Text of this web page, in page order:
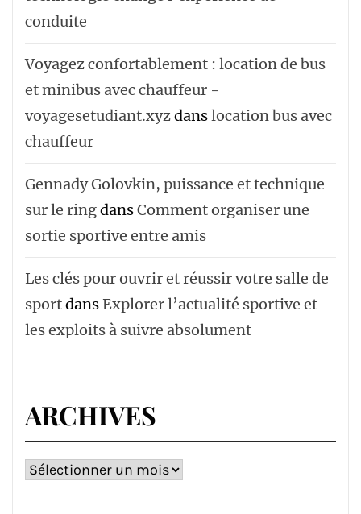
conduite
Voyagez confortablement : location de bus
et minibus avec chauffeur -
voyagesetudiant.xyzdanslocation bus avec
chauffeur ‌‌
Gennady Golovkin, puissance et technique
sur le ringdansComment organiser une
sortie sportive entre amis
Les clés pour ouvrir et réussir votre salle de
sportdansExplorer l’actualité sportive et
les exploits à suivre absolument
ARCHIVES
Archives